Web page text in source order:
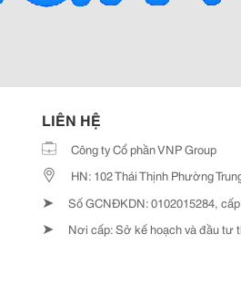
LIÊN HỆ
Công ty Cổ phần VNP Group
HN: 102 Thái Thịnh Phường
➤ Số GCNĐKDN: 0102015284,
➤ Nơi cấp: Sở kế hoạch và đầu tư